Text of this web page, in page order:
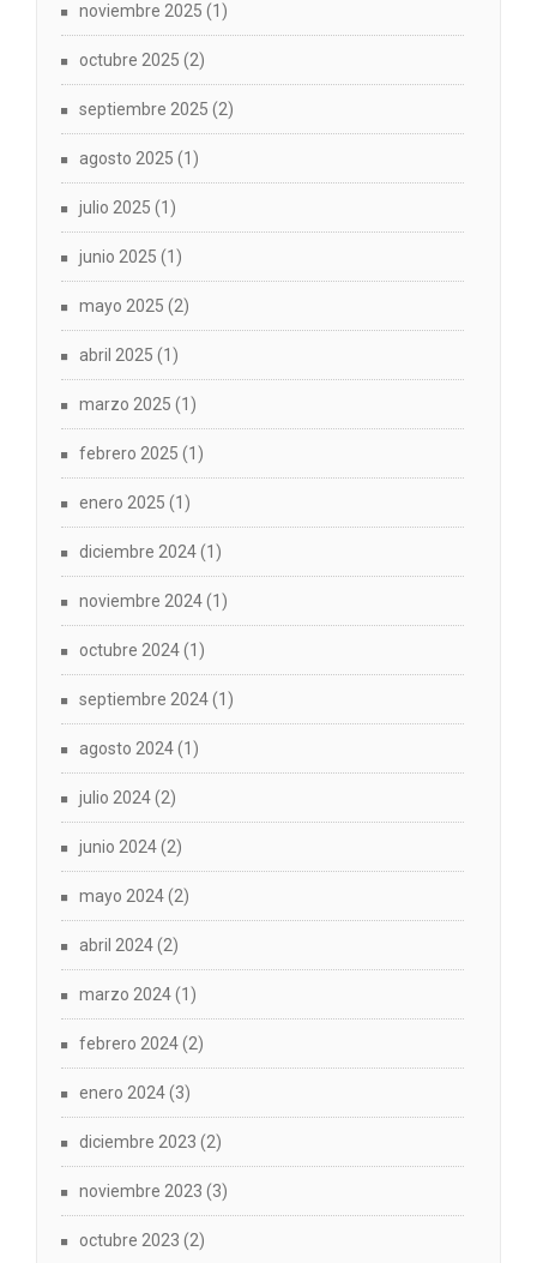
noviembre 2025 (1)
octubre 2025 (2)
septiembre 2025 (2)
agosto 2025 (1)
julio 2025 (1)
junio 2025 (1)
mayo 2025 (2)
abril 2025 (1)
marzo 2025 (1)
febrero 2025 (1)
enero 2025 (1)
diciembre 2024(1)
noviembre 2024(1)
octubre 2024(1)
septiembre 2024(1)
agosto 2024(1)
julio 2024(2)
junio 2024(2)
mayo 2024(2)
abril 2024(2)
marzo 2024(1)
febrero 2024(2)
enero 2024(3)
diciembre 2023 (2)
noviembre 2023 (3)
octubre 2023 (2)